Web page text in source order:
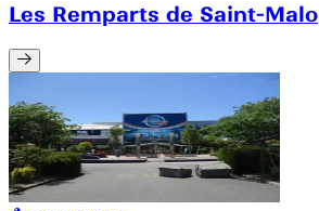
Les Remparts de Saint-Malo